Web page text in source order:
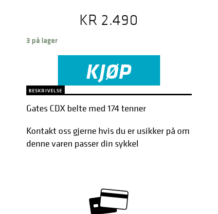
KR 2.490
3 på lager
KJØP
BESKRIVELSE
Gates CDX belte med 174 tenner
Kontakt oss gjerne hvis du er usikker på om
denne varen passer din sykkel